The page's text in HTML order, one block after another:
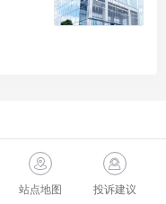
发，共同构筑智能
怀柔国贤府
北京城建·文华知筑
国樾天颂
石景山楼盘
大兴楼盘
通州楼盘
温泉新都孔雀城
富力和园
站点地图 投诉建议